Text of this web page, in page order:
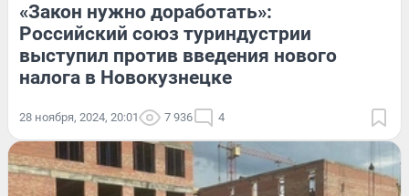
«Закон нужно доработать»:
Российский союз туриндустрии
выступил против введения нового
налога в Новокузнецке
28 ноября, 2024, 20:01 7 936 4